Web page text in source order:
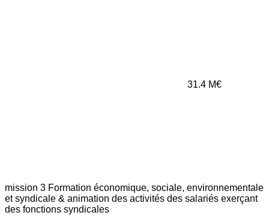
31.4 M€
mission 3 Formation économique, sociale, environnementale
et syndicale & animation des activités des salariés exerçant
des fonctions syndicales